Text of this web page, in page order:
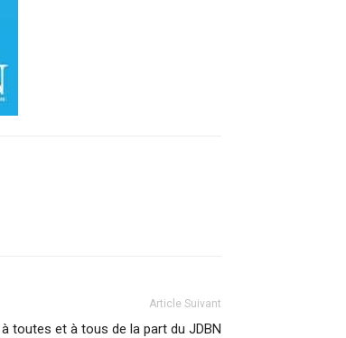
Article Suivant
toutes et à tous de la part du JDBN